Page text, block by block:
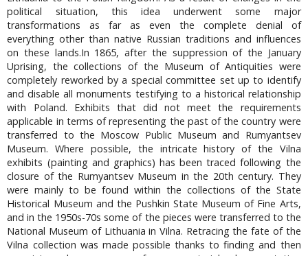
political situation, this idea underwent some major
transformations as far as even the complete denial of
everything other than native Russian traditions and influences
on these lands.In 1865, after the suppression of the January
Uprising, the collections of the Museum of Antiquities were
completely reworked by a special committee set up to identify
and disable all monuments testifying to a historical relationship
with Poland. Exhibits that did not meet the requirements
applicable in terms of representing the past of the country were
transferred to the Moscow Public Museum and Rumyantsev
Museum. Where possible, the intricate history of the Vilna
exhibits (painting and graphics) has been traced following the
closure of the Rumyantsev Museum in the 20th century. They
were mainly to be found within the collections of the State
Historical Museum and the Pushkin State Museum of Fine Arts,
and in the 1950s-70s some of the pieces were transferred to the
National Museum of Lithuania in Vilna. Retracing the fate of the
Vilna collection was made possible thanks to finding and then